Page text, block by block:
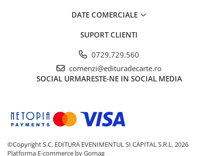
DATE COMERCIALE
SUPORT CLIENTI
0729.729.560
comenzi@edituradecarte.ro
SOCIAL URMARESTE-NE IN SOCIAL MEDIA
©Copyright S.C. EDITURA EVENIMENTUL SI CAPITAL S.R.L. 2026
Platforma E-commerce by Gomag